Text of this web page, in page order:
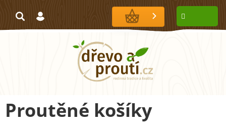
NÁKUPNÍ
KOŠÍK
Proutěné košíky